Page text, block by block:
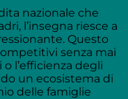
nazionale che
l’insegna riesce a
Questo
senza mai
l’efficienza degli
un ecosistema di
delle famiglie